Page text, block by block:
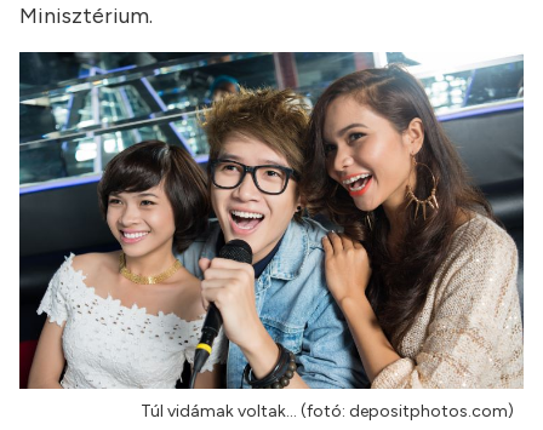
Minisztérium.
Túl vidámak voltak... (fotó: depositphotos.com)